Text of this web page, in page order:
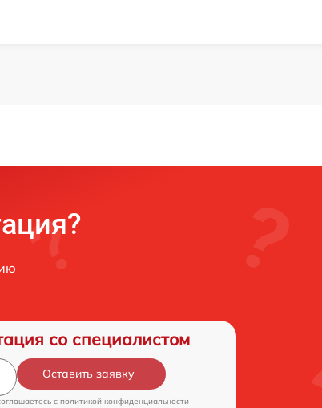
со специалистом
Оставить заявку
c политикой конфиденциальности